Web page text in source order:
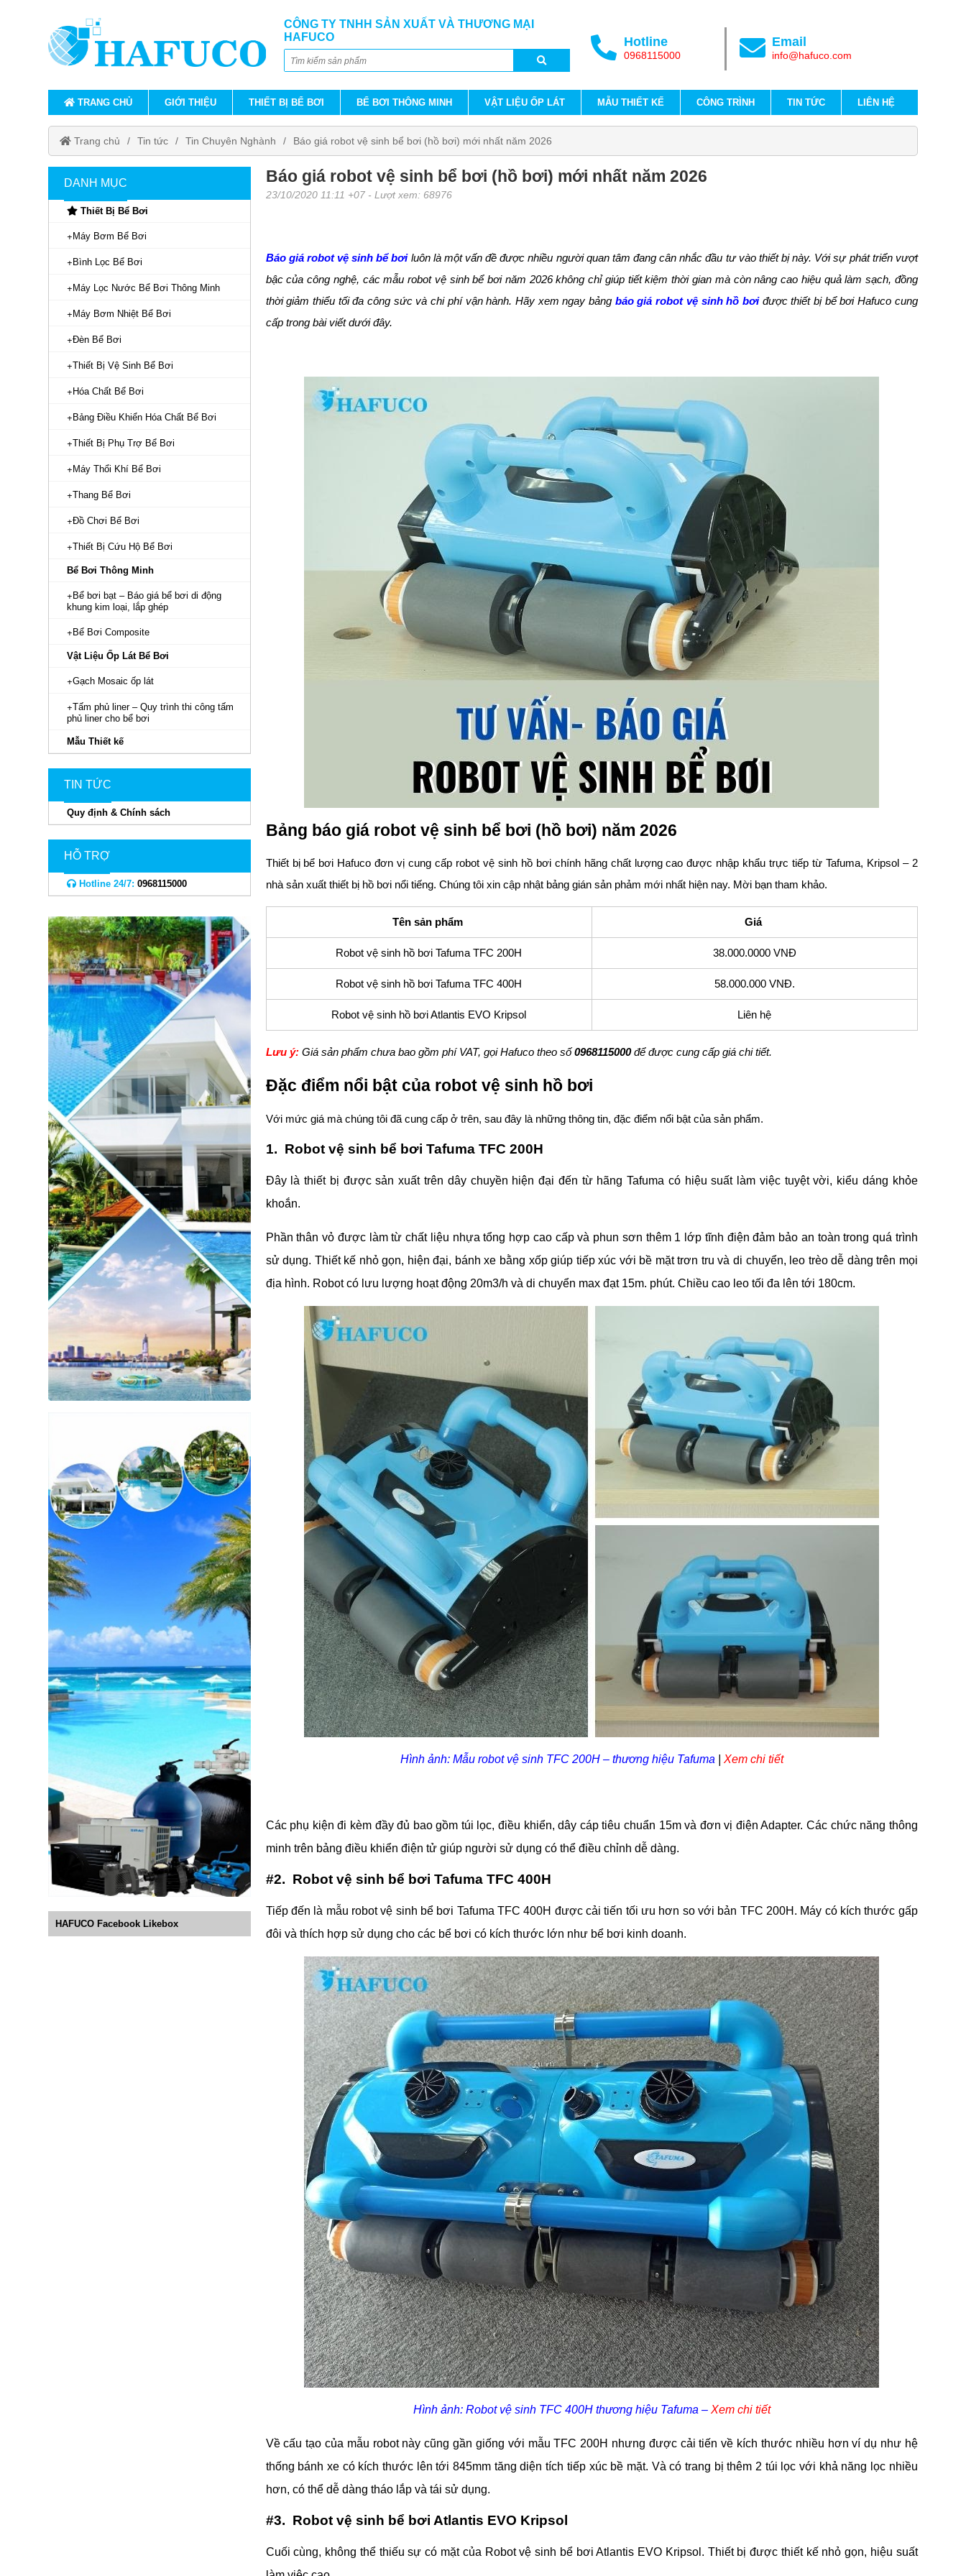
CÔNG TY TNHH SẢN XUẤT VÀ THƯƠNG MẠI
HAFUCO
Hotline
0968115000
Email
info@hafuco.com
TRANG CHỦ GIỚI THIỆU THIẾT BỊ BỂ BƠI BỂ BƠI THÔNG MINH VẬT LIỆU ỐP LÁT MẪU THIẾT KẾ CÔNG TRÌNH TIN TỨC LIÊN HỆ
Trang chủ Tin tức Tin Chuyên Nghành Báo giá robot vệ sinh bể bơi (hồ bơi) mới nhất năm 2026
Báo giá robot vệ sinh bể bơi (hồ bơi) mới nhất năm 2026
23/10/2020 11:11 +07 - Lượt xem: 68976
Báo giá robot vệ sinh bể bơi luôn là một vấn đề được nhiều người quan tâm đang cân nhắc đầu tư vào thiết bị này. Với sự phát triển vượt
bậc của công nghệ, các mẫu robot vệ sinh bể bơi năm 2026 không chỉ giúp tiết kiệm thời gian mà còn nâng cao hiệu quả làm sạch, đồng
thời giảm thiểu tối đa công sức và chi phí vận hành. Hãy xem ngay bảng báo giá robot vệ sinh hồ bơi được thiết bị bể bơi Hafuco cung
cấp trong bài viết dưới đây.
Bảng báo giá robot vệ sinh bể bơi (hồ bơi) năm 2026
Thiết bị bể bơi Hafuco đơn vị cung cấp robot vệ sinh hồ bơi chính hãng chất lượng cao được nhập khẩu trực tiếp từ Tafuma, Kripsol – 2
nhà sản xuất thiết bị hồ bơi nổi tiếng. Chúng tôi xin cập nhật bảng gián sản phảm mới nhất hiện nay. Mời bạn tham khảo.
Tên sản phẩm Giá
Robot vệ sinh hồ bơi Tafuma TFC 200H 38.000.0000 VNĐ
Robot vệ sinh hồ bơi Tafuma TFC 400H 58.000.000 VNĐ.
Robot vệ sinh hồ bơi Atlantis EVO Kripsol Liên hệ
Lưu ý:Giá sản phẩm chưa bao gồm phí VAT, gọi Hafuco theo số0968115000để được cung cấp giá chi tiết.
Đặc điểm nổi bật của robot vệ sinh hồ bơi
Với mức giá mà chúng tôi đã cung cấp ở trên, sau đây là những thông tin, đặc điểm nổi bật của sản phẩm.
1. Robot vệ sinh bể bơi Tafuma TFC 200H
Đây là thiết bị được sản xuất trên dây chuyền hiện đại đến từ hãng Tafuma có hiệu suất làm việc tuyệt vời, kiểu dáng khỏe
khoắn.
Phần thân vỏ được làm từ chất liệu nhựa tổng hợp cao cấp và phun sơn thêm 1 lớp tĩnh điện đảm bảo an toàn trong quá trình
sử dụng. Thiết kế nhỏ gọn, hiện đại, bánh xe bằng xốp giúp tiếp xúc với bề mặt trơn tru và di chuyển, leo trèo dễ dàng trên mọi
địa hình. Robot có lưu lượng hoạt động 20m3/h và di chuyển max đạt 15m. phút. Chiều cao leo tối đa lên tới 180cm.
Hình ảnh: Mẫu robot vệ sinh TFC 200H – thương hiệu Tafuma Xem chi tiết
Các phụ kiện đi kèm đầy đủ bao gồm túi lọc, điều khiển, dây cáp tiêu chuẩn 15m và đơn vị điện Adapter. Các chức năng thông
minh trên bảng điều khiển điện tử giúp người sử dụng có thể điều chỉnh dễ dàng.
#2. Robot vệ sinh bể bơi Tafuma TFC 400H
Tiếp đến là mẫu robot vệ sinh bể bơi Tafuma TFC 400H được cải tiến tối ưu hơn so với bản TFC 200H. Máy có kích thước gấp
đôi và thích hợp sử dụng cho các bể bơi có kích thước lớn như bể bơi kinh doanh.
Hình ảnh: Robot vệ sinh TFC 400H thương hiệu Tafuma – Xem chi tiết
Về cấu tạo của mẫu robot này cũng gần giống với mẫu TFC 200H nhưng được cải tiến về kích thước nhiều hơn ví dụ như hệ
thống bánh xe có kích thước lên tới 845mm tăng diện tích tiếp xúc bề mặt. Và có trang bị thêm 2 túi lọc với khả năng lọc nhiều
hơn, có thể dễ dàng tháo lắp và tái sử dụng.
#3. Robot vệ sinh bể bơi Atlantis EVO Kripsol
Cuối cùng, không thể thiếu sự có mặt của Robot vệ sinh bể bơi Atlantis EVO Kripsol. Thiết bị được thiết kế nhỏ gọn, hiệu suất
DANH MỤC
Thiết Bị Bể Bơi
Máy Bơm Bể Bơi
Bình Lọc Bể Bơi
Máy Lọc Nước Bể Bơi Thông Minh
Máy Bơm Nhiệt Bể Bơi
Đèn Bể Bơi
Thiết Bị Vệ Sinh Bể Bơi
Hóa Chất Bể Bơi
Bảng Điều Khiển Hóa Chất Bể Bơi
Thiết Bị Phụ Trợ Bể Bơi
Máy Thổi Khí Bể Bơi
Thang Bể Bơi
Đồ Chơi Bể Bơi
Thiết Bị Cứu Hộ Bể Bơi
Bể Bơi Thông Minh
Bể bơi bạt – Báo giá bể bơi di động
khung kim loại, lắp ghép
Bể Bơi Composite
Vật Liệu Ốp Lát Bể Bơi
Gạch Mosaic ốp lát
Tấm phủ liner – Quy trình thi công tấm
phủ liner cho bể bơi
Mẫu Thiết kế
TIN TỨC
Quy định & Chính sách
HỖ TRỢ
Hotline 24/7: 0968115000
HAFUCO Facebook Likebox